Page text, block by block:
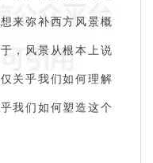
来弥补西方风景概
，风景从根本上说
关乎我们如何理解
我们如何塑造这个